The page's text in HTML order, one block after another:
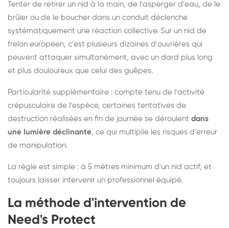
Tenter de retirer un nid à la main, de l'asperger d'eau, de le
brûler ou de le boucher dans un conduit déclenche
systématiquement une réaction collective. Sur un nid de
frelon européen, c'est plusieurs dizaines d'ouvrières qui
peuvent attaquer simultanément, avec un dard plus long
et plus douloureux que celui des guêpes.
Particularité supplémentaire : compte tenu de l'activité
crépusculaire de l'espèce, certaines tentatives de
destruction réalisées en fin de journée se déroulent dans
une lumière déclinante, ce qui multiplie les risques d'erreur
de manipulation.
La règle est simple : à 5 mètres minimum d'un nid actif, et
toujours laisser intervenir un professionnel équipé.
La méthode d'intervention de
Need's Protect